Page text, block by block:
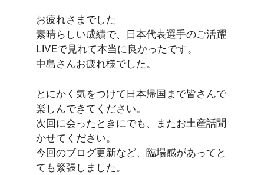
お疲れさまでした
素晴らしい成績で、日本代表選手のご活躍
LIVEで見れて本当に良かったです。
中島さんお疲れ様でした。
とにかく気をつけて日本帰国まで皆さんで
楽しんできてください。
次回に会ったときにでも、またお土産話聞
かせてください。
今回のブログ更新など、臨場感があってと
ても緊張しました。